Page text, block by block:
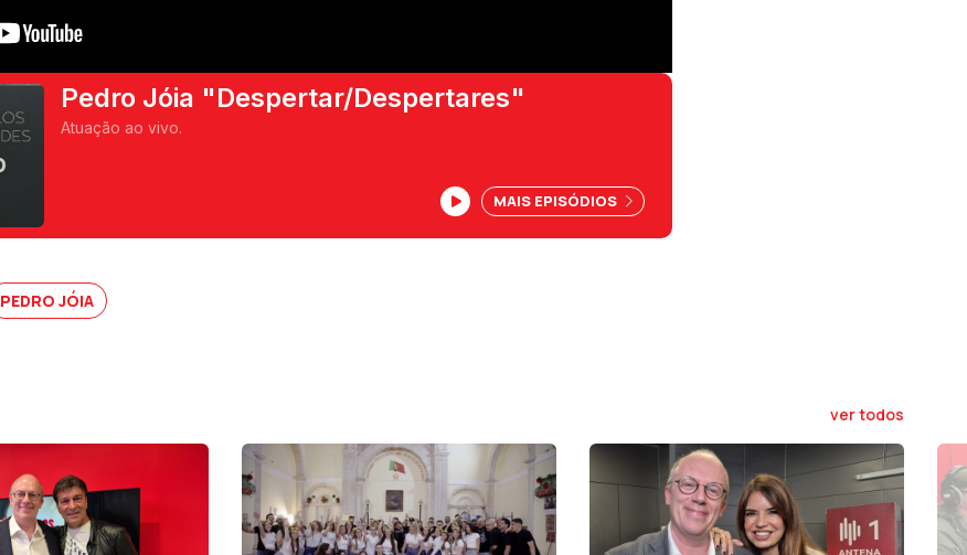
Pedro Jóia "Despertar/Despertares"
Atuação ao vivo.
MAIS EPISÓDIOS
PEDRO JÓIA
ver todos